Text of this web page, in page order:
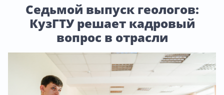
Седьмой выпуск геологов:
КузГТУ решает кадровый
вопрос в отрасли